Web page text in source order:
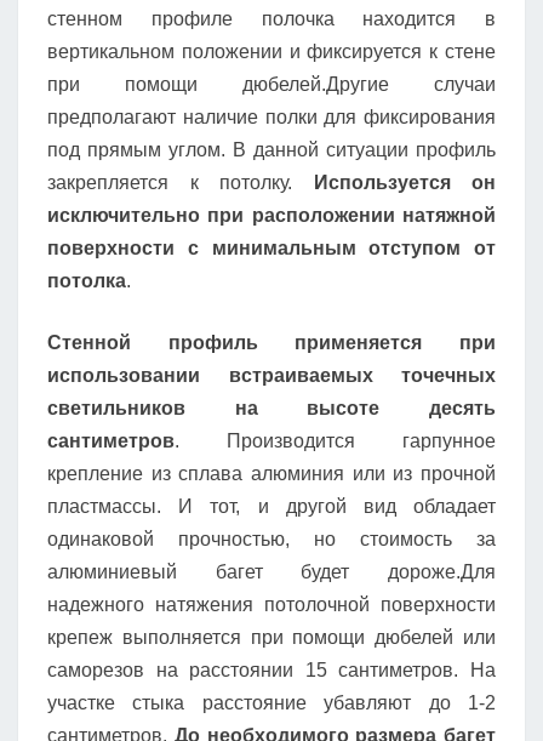
стенном профиле полочка находится в
вертикальном положении и фиксируется к стене
при помощи дюбелей.Другие случаи
предполагают наличие полки для фиксирования
под прямым углом. В данной ситуации профиль
закрепляется к потолку.
Используется он
исключительно при расположении натяжной
поверхности с минимальным отступом от
потолка.
Стенной профиль применяется при
использовании встраиваемых точечных
светильников на высоте десять
сантиметров. Производится гарпунное
крепление из сплава алюминия или из прочной
пластмассы. И тот, и другой вид обладает
одинаковой прочностью, но стоимость за
алюминиевый багет будет дороже.Для
надежного натяжения потолочной поверхности
крепеж выполняется при помощи дюбелей или
саморезов на расстоянии 15 сантиметров. На
участке стыка расстояние убавляют до 1-2
сантиметров. До необходимого размера багет